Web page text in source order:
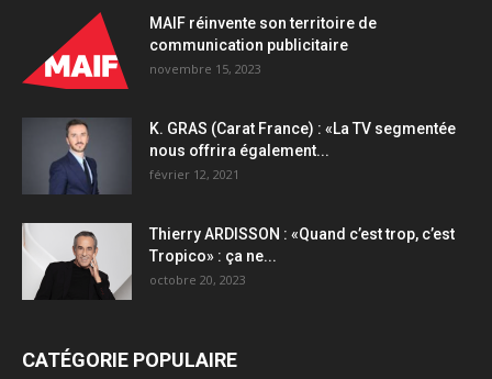
quantity
MAIF réinvente son territoire de
communication publicitaire
novembre 15, 2023
K. GRAS (Carat France) : «La TV segmentée
nous offrira également...
février 12, 2021
Thierry ARDISSON : «Quand c’est trop, c’est
Tropico» : ça ne...
octobre 20, 2023
CATÉGORIE POPULAIRE